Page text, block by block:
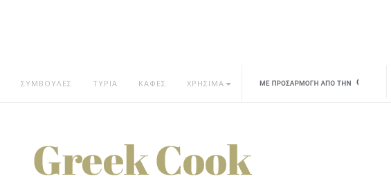
ΣΥΜΒΟΥΛΕΣ ΤΥΡΙΑ ΚΑΦΕΣ ΧΡΗΣΙΜΑ